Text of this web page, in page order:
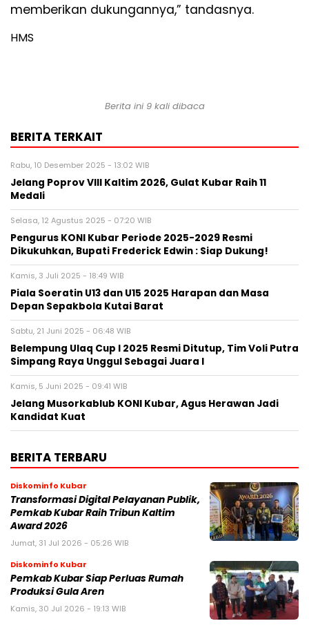
memberikan dukungannya,” tandasnya.
HMS
Berita ini 9 kali dibaca
BERITA TERKAIT
Rabu, 10 Desember 2025 - 13:02 WIB
Jelang Poprov VIII Kaltim 2026, Gulat Kubar Raih 11
Medali
Selasa, 12 Agustus 2025 - 07:20 WIB
Pengurus KONI Kubar Periode 2025-2029 Resmi
Dikukuhkan, Bupati Frederick Edwin : Siap Dukung!
Kamis, 3 Juli 2025 - 18:49 WIB
Piala Soeratin U13 dan U15 2025 Harapan dan Masa
Depan Sepakbola Kutai Barat
Sabtu, 21 Juni 2025 - 06:48 WIB
Belempung Ulaq Cup I 2025 Resmi Ditutup, Tim Voli Putra
Simpang Raya Unggul Sebagai Juara I
Kamis, 5 Juni 2025 - 09:41 WIB
Jelang Musorkablub KONI Kubar, Agus Herawan Jadi
Kandidat Kuat
BERITA TERBARU
Diskominfo Kubar
Transformasi Digital Pelayanan Publik,
Pemkab Kubar Raih Tribun Kaltim
Award 2026
Jumat, 31 Jul 2026 - 05:26 WIB
Diskominfo Kubar
Pemkab Kubar Siap Perluas Rumah
Produksi Gula Aren
Kamis, 30 Jul 2026 - 19:13 WIB